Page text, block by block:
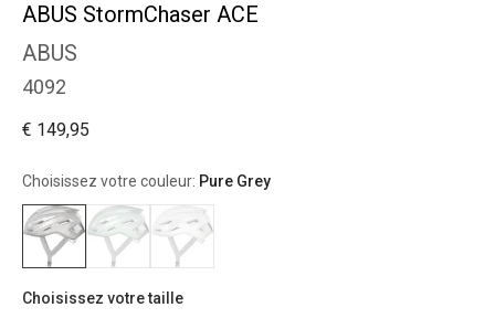
ABUS StormChaser ACE
ABUS
4092
€ 149,95
Choisissez votre couleur: Pure Grey
Choisissez votre taille